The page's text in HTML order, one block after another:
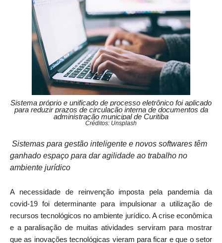
Sistema próprio e unificado de processo eletrônico foi aplicado
para reduzir prazos de circulação interna de documentos da
administração municipal de Curitiba
Créditos: Unsplash
Sistemas para gestão inteligente e novos softwares têm
ganhado espaço para dar agilidade ao trabalho no
ambiente jurídico
A necessidade de reinvenção imposta pela pandemia da
covid-19 foi determinante para impulsionar a utilização de
recursos tecnológicos no ambiente jurídico. A crise econômica
e a paralisação de muitas atividades serviram para mostrar
que as inovações tecnológicas vieram para ficar e que o setor